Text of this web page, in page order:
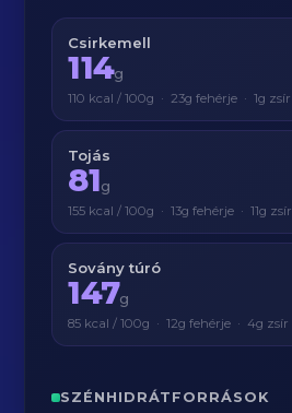
Csirkemell
114g
110 kcal / 100g · 23g fehérje · 1g zsír
Tojás
81g
155 kcal / 100g · 13g fehérje · 11g zsír
Sovány túró
147g
85 kcal / 100g · 12g fehérje · 4g zsír
SZÉNHIDRÁTFORRÁSOK